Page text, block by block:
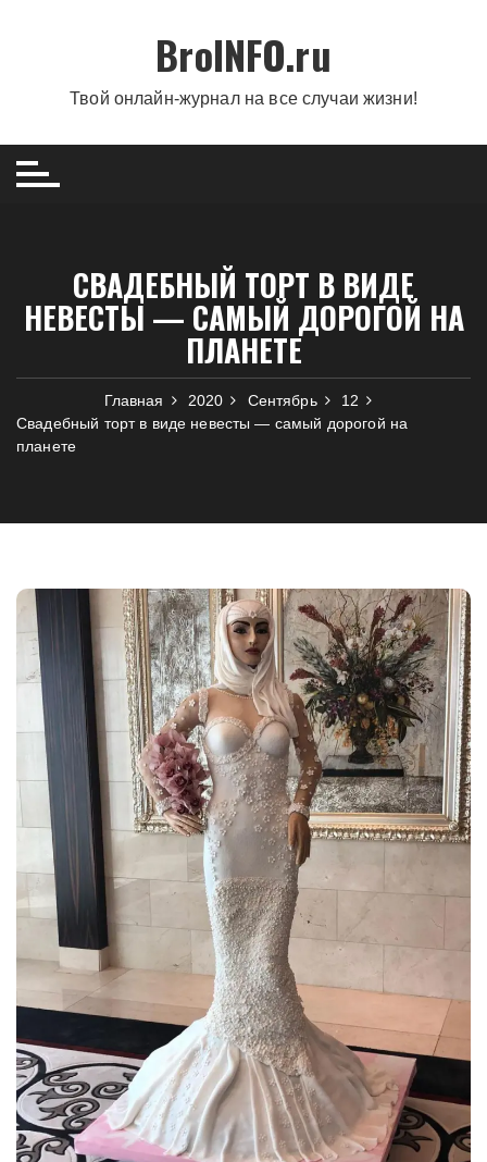
BroINFO.ru
Твой онлайн-журнал на все случаи жизни!
СВАДЕБНЫЙ ТОРТ В ВИДЕ
НЕВЕСТЫ — САМЫЙ ДОРОГОЙ НА
ПЛАНЕТЕ
Главная 2020 Сентябрь
12
Свадебный торт в виде невесты — самый дорогой на
планете